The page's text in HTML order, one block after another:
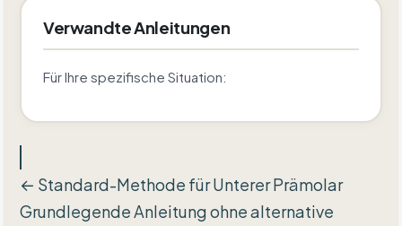
Verwandte Anleitungen
Für Ihre spezifische Situation:
← Standard-Methode für Unterer Prämolar
Grundlegende Anleitung ohne alternative